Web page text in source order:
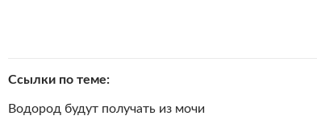
Ссылки по теме
Водород будут получать из мочи